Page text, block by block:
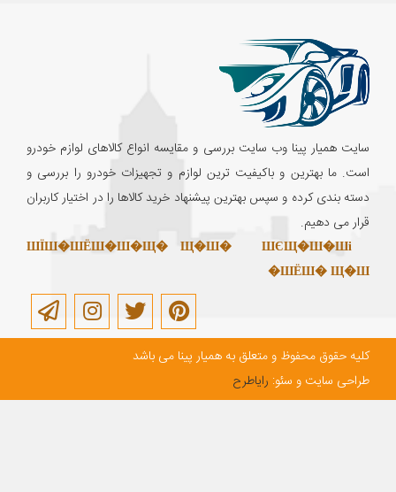
سایت همیار پینا وب سایت بررسی و مقایسه انواع کالاهای لوازم خودرو
است. ما بهترین و باکیفیت ترین لوازم و تجهیزات خودرو را بررسی و
دسته بندی کرده و سپس بهترین پیشنهاد خرید کالاها را در اختیار کاربران
قرار می دهیم.
ШЇШ�ШЁШ�Ш�Щ� Щ�Ш�
ШЄЩ�Ш�Ші
ШЁШ� Щ�Ш�
کلیه حقوق محفوظ و متعلق به همیار پینا می باشد
طراحی سایت و سئو: رایاطرح